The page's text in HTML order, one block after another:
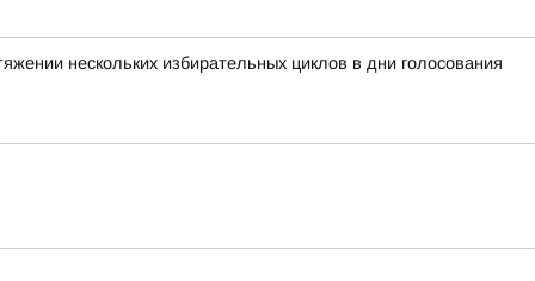
нескольких избирательных циклов в дни голосования